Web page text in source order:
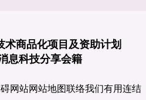
术商品化项目及资助计划
息科技分享会籍
网站网站地图联络我们有用连结